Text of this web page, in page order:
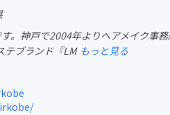
サービス開発 フ
ジ
す。神戸で2004年よりヘアメイク事
テブランド『LM もっと見る